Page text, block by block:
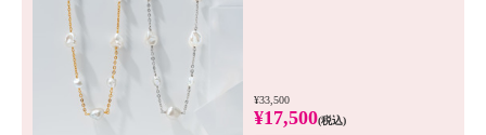
¥33,500
¥17,500(税込)